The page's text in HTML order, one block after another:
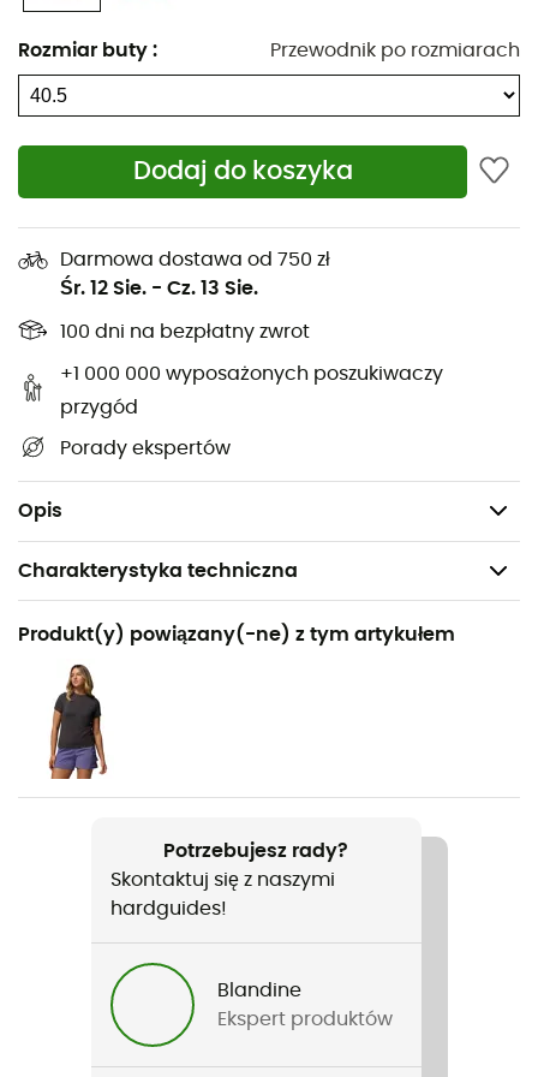
Rozmiar buty : Przewodnik po rozmiarach
Dodaj do koszyka
Darmowa dostawa od 750 zł
Śr. 12 Sie. - Cz. 13 Sie.
100 dni na bezpłatny zwrot
+1 000 000 wyposażonych poszukiwaczy
przygód
Porady ekspertów
Opis
System OmniMax™: Podeszwa środkowa Techlite™
(100% EVA) oraz specjalnie zaprojektowane pięta i
śródstopie pomagają stworzyć stabilną platformę
Kopuły defleksyjne na przodostopiu i pięcie
zmniejszają uderzenia o podłoże, zapewniając
Elastyczne rowki na przodostopiu oferują
elastyczność i lepsze odbicie
Podeszwa zewnętrzna OmniGrip™: 100%
niebrudząca i przyczepna guma
Cholewka: 60% poliuretan - 40% poliester
Podszewka: 100% poliester
Waga: 2 x 248 g (38)
Charakterystyka techniczna
Polecane dla
Turystyka piesza / Podróże / Fast hiking
Rodzaj
Kobiety
Ciężar
Nazwa produktu
Peakfreak Roam
Zastosowana technologia
OmniMax™
Nieprzemakalność
Produkt(y) powiązany(-ne) z tym artykułem
Potrzebujesz rady?
Skontaktuj się z naszymi
hardguides!
Blandine
Ekspert produktów